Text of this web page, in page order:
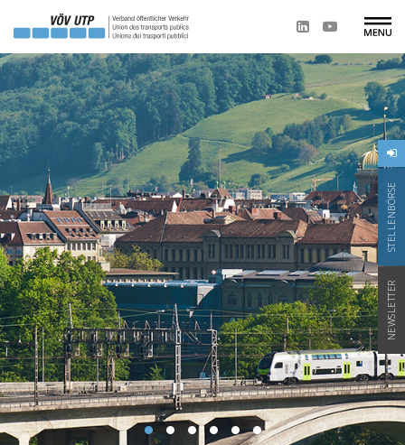
STELLENBÖRSE
NEWSLETTER